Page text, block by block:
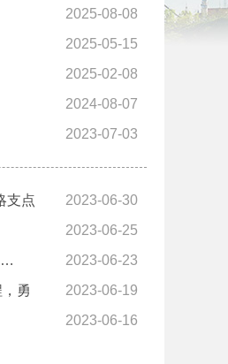
2025-08-08
2025-05-15
2025-02-08
2024-08-07
2023-07-03
2023-06-30
支点
2023-06-25
2023-06-23
…
2023-06-19
勇
2023-06-16